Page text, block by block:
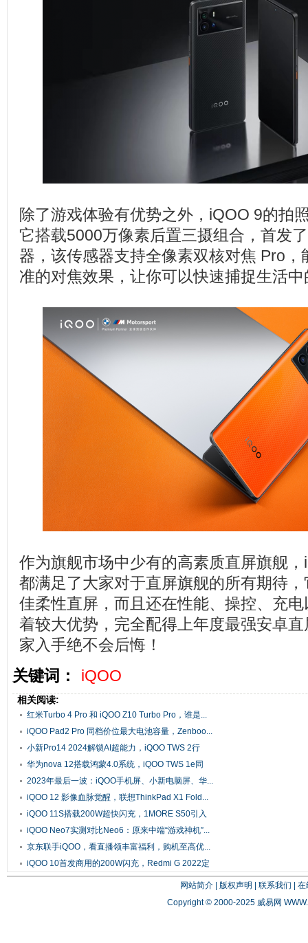
除了游戏体验有优势之外，iQOO 9的拍
它搭载5000万像素后置三摄组合，首发
器，该传感器支持全像素双核对焦 Pro，
准的对焦效果，让你可以快速捕捉生活
作为旗舰市场中少有的高素质直屏旗舰
都满足了大家对于直屏旗舰的所有期待
佳柔性直屏，而且还在性能、操控、充
着较大优势，完全配得上年度最强安卓
家入手绝不会后悔！
关键词：
iQOO
相关阅读:
红米Turbo 4 Pro 和 iQOO Z10 Turbo Pro，谁是...
iQOO Pad2 Pro 同档价位最大电池容量，Zenboo...
小新Pro14 2024解锁AI超能力，iQOO TWS 2行
业...
华为nova 12搭载鸿蒙4.0系统，iQOO TWS 1e同
价...
2023年最后一波：iQOO手机屏、小新电脑屏、华...
iQOO 12 影像血脉觉醒，联想ThinkPad X1 Fold...
iQOO 11S搭载200W超快闪充，1MORE S50引入
AI智...
iQOO Neo7实测对比Neo6：原来中端“游戏神机”...
京东联手iQOO，看直播领丰富福利，购机至高优...
iQOO 10首发商用的200W闪充，Redmi G 2022定
位...
网站简介| 版权声明 联系我们
在
Copyright © 2000-2025 威易网 WWW.